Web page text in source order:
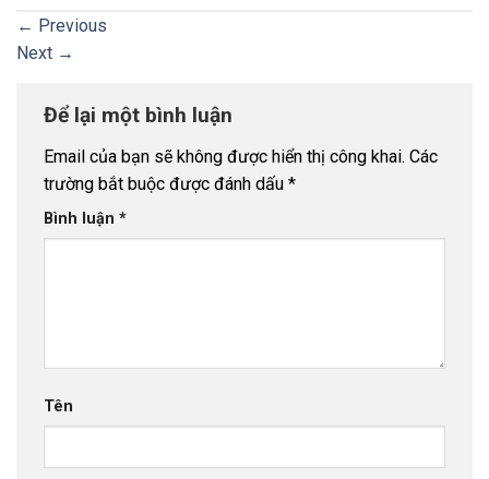
← Previous
Next →
Để lại một bình luận
Email của bạn sẽ không được hiển thị công khai. Các
trường bắt buộc được đánh dấu *
Bình luận *
Tên